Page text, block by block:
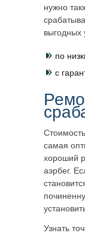
нужно
выгодных
по
с
самая
хороший
аэрбег.
Узнать